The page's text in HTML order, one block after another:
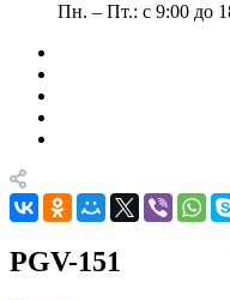
Пн. – Пт.: с 9:00 до
PGV-151